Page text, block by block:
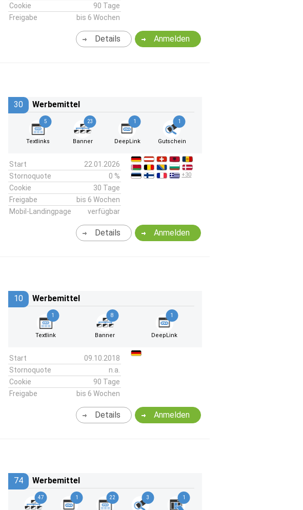
Cookie
90 Tage
Freigabe
bis 6 Wochen
Anmelden
Details
30 Werbemittel
5
Textlinks
23
Banner
1
DeepLink
1
Gutschein
Start
22.01.2026
Stornoquote
0 %
Cookie
30 Tage
Freigabe
bis 6 Wochen
Mobil-Landingpage
verfügbar
+30
Anmelden
Details
10 Werbemittel
1
Textlink
8
Banner
1
DeepLink
Start
09.10.2018
Stornoquote
n.a.
Cookie
90 Tage
Freigabe
bis 6 Wochen
Anmelden
Details
74 Werbemittel
47 1 22 3 1